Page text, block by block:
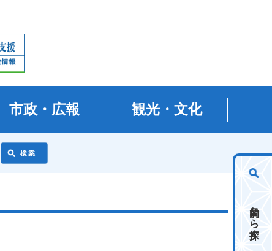
市政・広報 観光・文化
目的から探す